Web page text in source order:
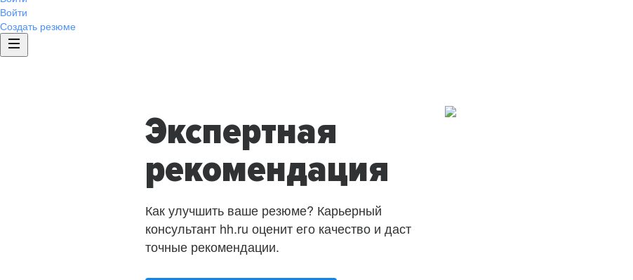
Войти
Создать резюме
Экспертная
рекомендация
Как улучшить ваше резюме? Карьерный
консультант hh.ru оценит его качество и даст
точные рекомендации.